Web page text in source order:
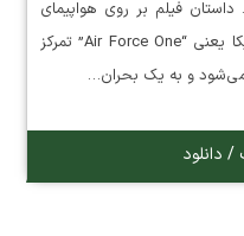
فیلم بر روی هواپیمای
ریاست‌جمهوری ایالات متحده آمریکا یعنی “Air Force One” تمرکز
و به یک بحران…
دانلود